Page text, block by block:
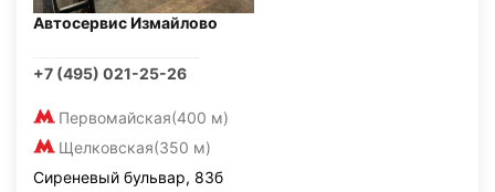
Автосервис Измайлово
+7 (495) 021-25-26
Первомайская(400 м)
Щелковская(350 м)
Сиреневый бульвар, 83б